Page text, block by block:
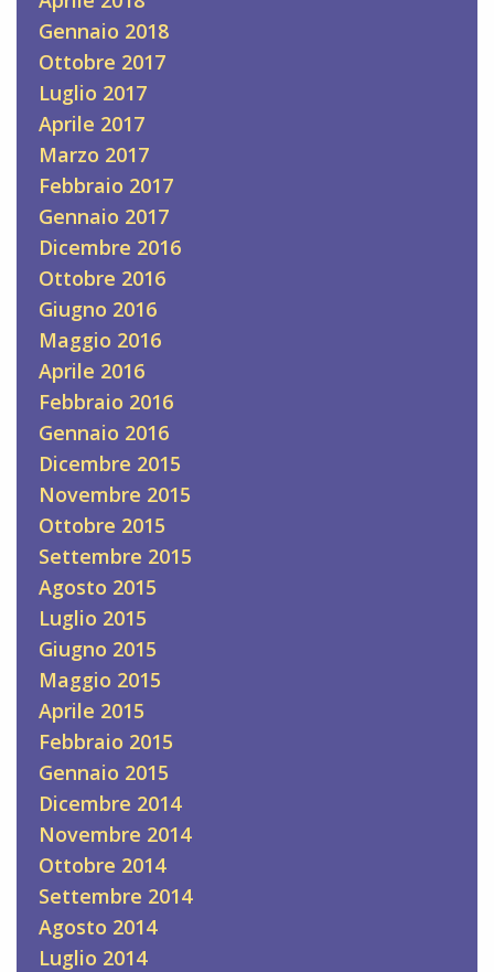
Gennaio 2018
Ottobre 2017
Luglio 2017
Aprile 2017
Marzo 2017
Febbraio 2017
Gennaio 2017
Dicembre 2016
Ottobre 2016
Giugno 2016
Maggio 2016
Aprile 2016
Febbraio 2016
Gennaio 2016
Dicembre 2015
Novembre 2015
Ottobre 2015
Settembre 2015
Agosto 2015
Luglio 2015
Giugno 2015
Maggio 2015
Aprile 2015
Febbraio 2015
Gennaio 2015
Dicembre 2014
Novembre 2014
Ottobre 2014
Settembre 2014
Agosto 2014
Luglio 2014